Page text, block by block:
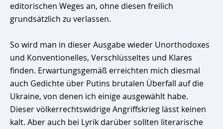
editorischen Weges an, ohne diesen freilich
grundsätzlich zu verlassen.
So wird man in dieser Ausgabe wieder Unorthodoxes
und Konventionelles, Verschlüsseltes und Klares
finden. Erwartungsgemäß erreichten mich diesmal
auch Gedichte über Putins brutalen Überfall auf die
Ukraine, von denen ich einige ausgewählt habe.
Dieser völkerrechtswidrige Angriffskrieg lässt keinen
kalt. Aber auch bei Lyrik darüber sollten literarische